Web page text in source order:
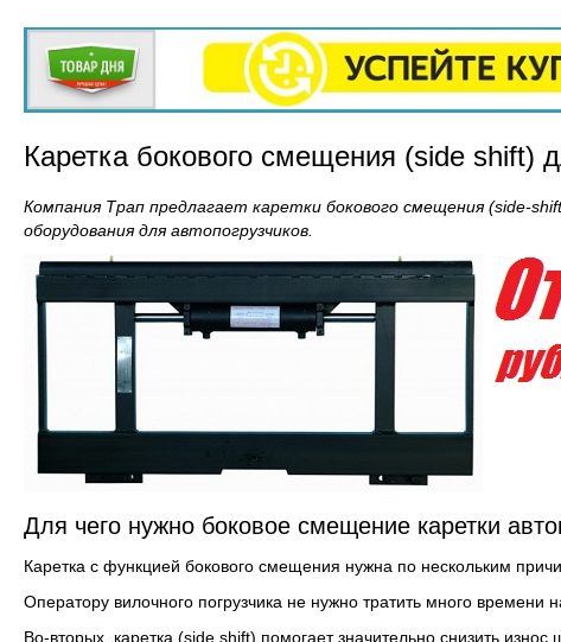
Каретка бокового смещения (side shift)
Компания Трап предлагает каретки бокового смещения (side-
оборудования для автопогрузчиков.
Для чего нужно боковое смещение каретки
Каретка с функцией бокового смещения нужна по нескольким
Оператору вилочного погрузчика не нужно тратить много
Во-вторых, каретка (side shift) помогает значительно снизить